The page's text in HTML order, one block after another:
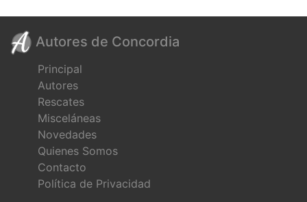
Autores de Concordia
Principal
Autores
Rescates
Misceláneas
Novedades
Quienes Somos
Contacto
Política de Privacidad